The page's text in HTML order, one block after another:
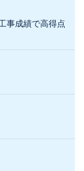
事成績で高得点